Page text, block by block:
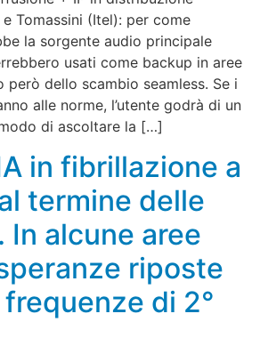
Tomassini (Itel): per come
la sorgente audio principale
usati come backup in aree
però dello scambio seamless. Se i
alle norme, l’utente godrà di un
di ascoltare la […]
in fibrillazione a
termine delle
In alcune aree
riposte
di 2°